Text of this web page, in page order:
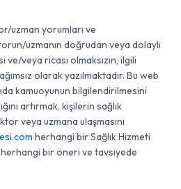
uzman yorumları ve
uzmanın doğrudan veya dolaylı
veya ricası olmaksızın, ilgili
olarak yazılmaktadır. Bu web
kamuoyunun bilgilendirilmesini
artırmak, kişilerin sağlık
veya uzmana ulaşmasını
herhangi bir Sağlık Hizmeti
herhangi bir öneri ve tavsiyede